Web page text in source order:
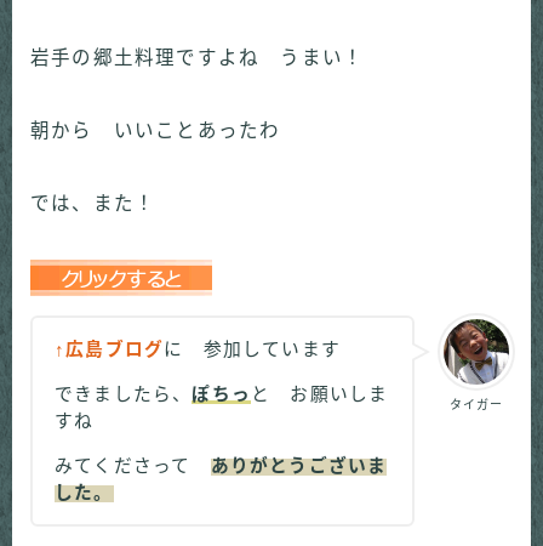
岩手の郷土料理ですよね うまい！
朝から いいことあったわ
では、また！
タイガー
↑広島ブログに 参加しています
できましたら、 ぽちっ と お願いしま
すね
みてくださって ありがとうございま
した。